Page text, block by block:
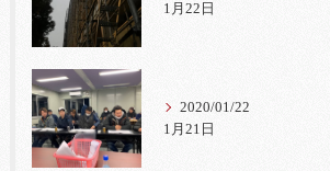
1月22日
2020/01/22
1月21日